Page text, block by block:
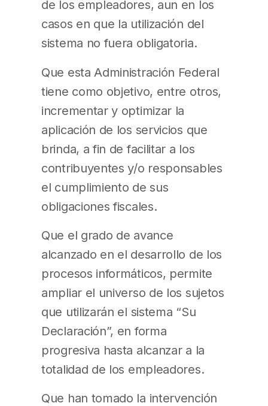
de los empleadores, aun en los
casos en que la utilización del
sistema no fuera obligatoria.
Que esta Administración Federal
tiene como objetivo, entre otros,
incrementar y optimizar la
aplicación de los servicios que
brinda, a fin de facilitar a los
contribuyentes y/o responsables
el cumplimiento de sus
obligaciones fiscales.
Que el grado de avance
alcanzado en el desarrollo de los
procesos informáticos, permite
ampliar el universo de los sujetos
que utilizarán el sistema “Su
Declaración”, en forma
progresiva hasta alcanzar a la
totalidad de los empleadores.
Que han tomado la intervención